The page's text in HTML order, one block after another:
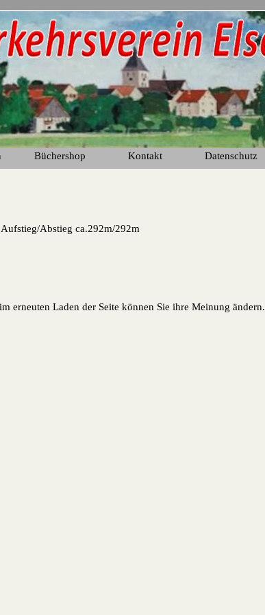
überspringen
▼
Büchershop Kontakt Datenschutz
Abstieg ca.292m/292m
erneuten Laden der Seite können Sie ihre Meinung ändern.